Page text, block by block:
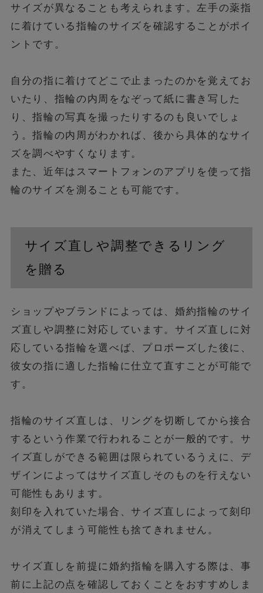
サイズが異なることも考えられます。左手の薬指
に着けている指輪のサイズを確認することがポイ
ントです。
自分の指に着けてどこで止まったのかを覚えてお
いたり、指輪の内周をなぞって紙に書き写した
り、指輪の写真を撮ったりするのも良いでしょ
う。指輪の内周がわかれば、後から具体的なサイ
ズを調べやすくなります。
また、近年はスマートフォンのアプリを使って指
輪のサイズを測ることも可能です。
サイズ直しや調整できるリング
を贈る
ショップやブランドによっては、婚約指輪のサイ
ズ直しや調整に対応しています。サイズ直しに対
応している指輪を選べば、プロポーズした後に、
彼女の指に適した指輪に仕立て直すことが可能で
す。
指輪のサイズ直しは、リングを切断してから接合
するという作業で行われることが一般的です。サ
イズ直しができる範囲は限られているうえに、デ
ザインによってはサイズ直しそのものを行えない
可能性もあります。
刻印を入れていた場合、サイズ直しによって刻印
が消えてしまう可能性も捨てきれません。
サイズ直しを前提に婚約指輪を購入する際は、事
前に上記の点を確認しておくことをおすすめしま